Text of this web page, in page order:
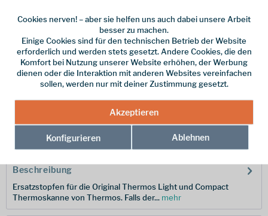
Ladenabholung
vorrätig | Lieferzeit 1-3 Werktage
In denWarenkorb
Beschreibung
Ersatzstopfen für die Original Thermos Light und Compact
Thermoskanne von Thermos. Falls der... mehr
Cookies nerven! – aber sie helfen uns auch dabei unsere Arbeit
besser zu machen.
Einige Cookies sind für den technischen Betrieb der Website
erforderlich und werden stets gesetzt. Andere Cookies, die den
Komfort bei Nutzung unserer Website erhöhen, der Werbung
dienen oder die Interaktion mit anderen Websites vereinfachen
sollen, werden nur mit deiner Zustimmung gesetzt.
Akzeptieren
Konfigurieren Ablehnen